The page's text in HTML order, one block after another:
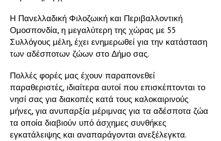
Η Πανελλαδική Φιλοζωική και Περιβαλλοντική
Ομοσπονδία, η μεγαλύτερη της χώρας με 55
Συλλόγους μέλη, έχει ενημερωθεί για την κατάσταση
των αδέσποτων ζώων στο Δήμο σας.
Πολλές φορές μας έχουν παραπονεθεί
παραθεριστές, ιδιαίτερα αυτοί που επισκέπτονται το
νησί σας για διακοπές κατά τους καλοκαιρινούς
μήνες, για ανυπαρξία μέριμνας για τα αδέσποτα ζώα
τα οποία διαβιούν υπό άσχημες συνθήκες
εγκατάλειψης και αναπαράγονται ανεξέλεγκτα.